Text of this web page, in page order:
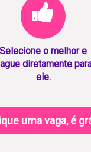
Selecione o melhor e
diretamente
ele.
uma vaga, é